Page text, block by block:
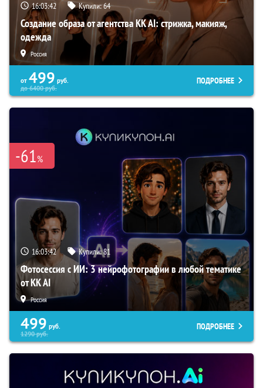
16:03:41 Купили:64
Создание образа от агентства KK AI: стрижка, макияж,
одежда
Россия
от 499 руб.
до6400руб.
ПОДРОБНЕЕ
-61%
16:03:41 Купили:81
Фотосессия с ИИ: 3 нейрофотографии в любой тематике
от KK AI
Россия
499 руб.
1290руб.
ПОДРОБНЕЕ